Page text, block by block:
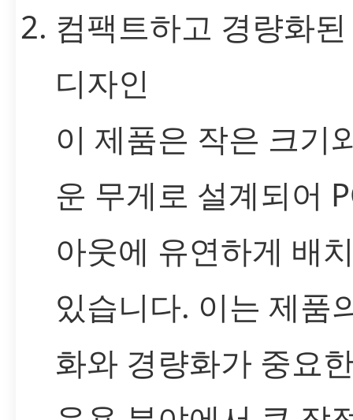
컴팩트하고 경량화
디자인
이 제품은 작은 크기
운 무게로 설계되어
아웃에 유연하게 배
있습니다. 이는 제품
화와 경량화가 중요